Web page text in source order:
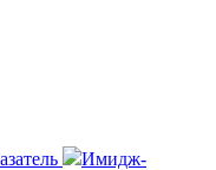
Имидж-